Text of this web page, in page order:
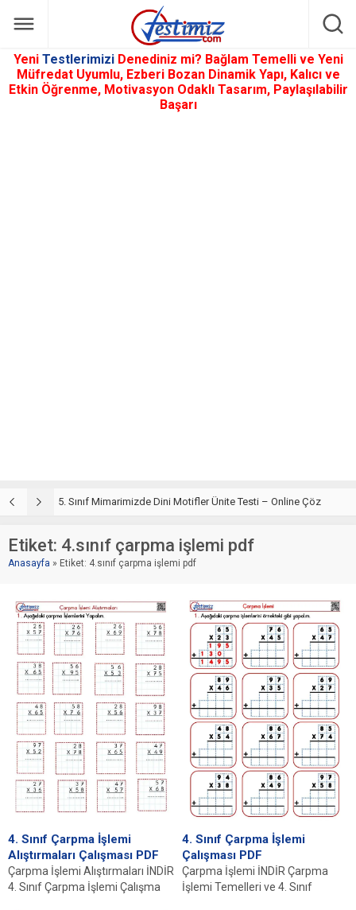
Yeni Testlerimizi Denediniz mi? Bağlam Temelli ve Yeni
Müfredat Uyumlu, Ezberi Bozan Dinamik Yapı, Kalıcı ve
Etkin Öğrenme, Motivasyon Odaklı Tasarım, Paylaşılabilir
Başarı
5. Sınıf Mimarimizde Dini Motifler Ünite Testi – Online Çöz
Etiket: 4.sınıf çarpma işlemi pdf
Anasayfa » Etiket: 4.sınıf çarpma işlemi pdf
4. Sınıf Çarpma İşlemi
Alıştırmaları Çalışması PDF
Çarpma İşlemi Alıştırmaları İNDİR
4. Sınıf Çarpma İşlemi Çalışma
4. Sınıf Çarpma İşlemi
Çalışması PDF
Çarpma İşlemi İNDİR Çarpma
İşlemi Temelleri ve 4. Sınıf